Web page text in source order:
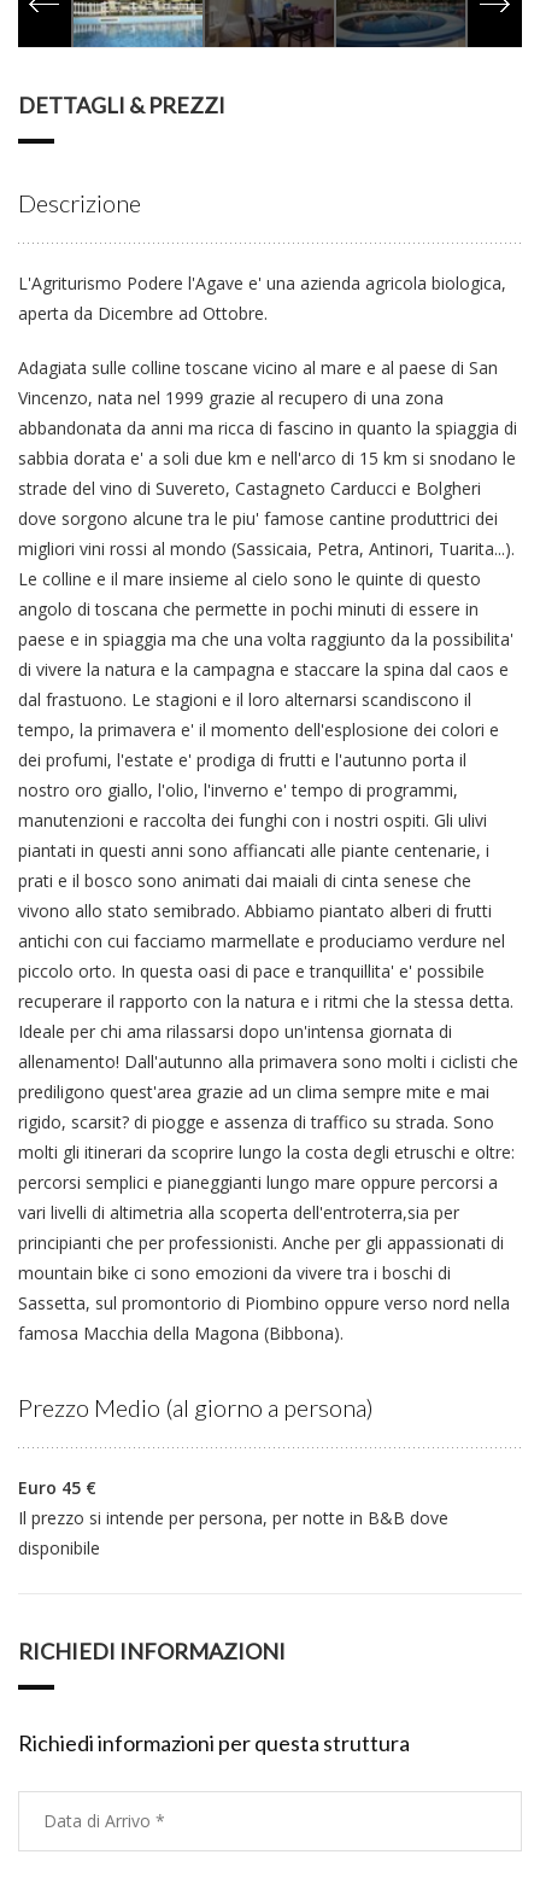
DETTAGLI & PREZZI
Descrizione
L'Agriturismo Podere l'Agave e' una azienda agricola biologica,
aperta da Dicembre ad Ottobre.
Adagiata sulle colline toscane vicino al mare e al paese di San
Vincenzo, nata nel 1999 grazie al recupero di una zona
abbandonata da anni ma ricca di fascino in quanto la spiaggia di
sabbia dorata e' a soli due km e nell'arco di 15 km si snodano le
strade del vino di Suvereto, Castagneto Carducci e Bolgheri
dove sorgono alcune tra le piu' famose cantine produttrici dei
migliori vini rossi al mondo (Sassicaia, Petra, Antinori, Tuarita...).
Le colline e il mare insieme al cielo sono le quinte di questo
angolo di toscana che permette in pochi minuti di essere in
paese e in spiaggia ma che una volta raggiunto da la possibilita'
di vivere la natura e la campagna e staccare la spina dal caos e
dal frastuono. Le stagioni e il loro alternarsi scandiscono il
tempo, la primavera e' il momento dell'esplosione dei colori e
dei profumi, l'estate e' prodiga di frutti e l'autunno porta il
nostro oro giallo, l'olio, l'inverno e' tempo di programmi,
manutenzioni e raccolta dei funghi con i nostri ospiti. Gli ulivi
piantati in questi anni sono affiancati alle piante centenarie, i
prati e il bosco sono animati dai maiali di cinta senese che
vivono allo stato semibrado. Abbiamo piantato alberi di frutti
antichi con cui facciamo marmellate e produciamo verdure nel
piccolo orto. In questa oasi di pace e tranquillita' e' possibile
recuperare il rapporto con la natura e i ritmi che la stessa detta.
Ideale per chi ama rilassarsi dopo un'intensa giornata di
allenamento! Dall'autunno alla primavera sono molti i ciclisti che
prediligono quest'area grazie ad un clima sempre mite e mai
rigido, scarsit? di piogge e assenza di traffico su strada. Sono
molti gli itinerari da scoprire lungo la costa degli etruschi e oltre:
percorsi semplici e pianeggianti lungo mare oppure percorsi a
vari livelli di altimetria alla scoperta dell'entroterra,sia per
principianti che per professionisti. Anche per gli appassionati di
mountain bike ci sono emozioni da vivere tra i boschi di
Sassetta, sul promontorio di Piombino oppure verso nord nella
famosa Macchia della Magona (Bibbona).
Prezzo Medio (al giorno a persona)
Euro 45 €
Il prezzo si intende per persona, per notte in B&B dove
disponibile
RICHIEDI INFORMAZIONI
Richiedi informazioni per questa struttura